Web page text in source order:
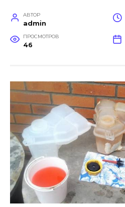
АВТОР
admin
ПРОСМОТРОВ
46